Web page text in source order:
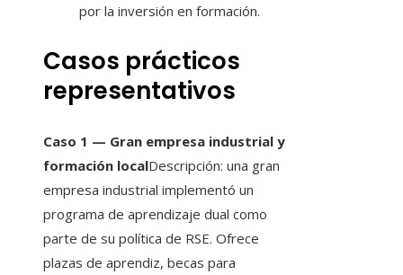
por la inversión en formación.
Casos prácticos
representativos
Caso 1 — Gran empresa industrial y
formación localDescripción: una gran
empresa industrial implementó un
programa de aprendizaje dual como
parte de su política de RSE. Ofrece
plazas de aprendiz, becas para